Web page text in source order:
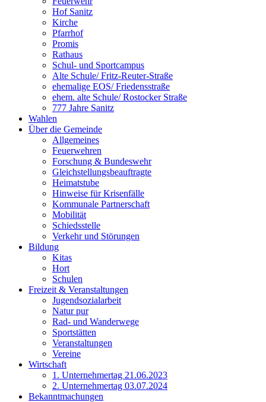
Hof Sanitz
Kirche
Pfarrhof
Promis
Rathaus
Schul- und Sportcampus
Alte Schule/ Fritz-Reuter-Straße
ehemalige EOS/ Friedensstraße
ehem. alte Schule/ Rostocker Straße
777 Jahre Sanitz
Wahlen
Über die Gemeinde
Allgemeines
Feuerwehren
Forschung & Bundeswehr
Gleichstellungsbeauftragte
Heimatstube
Hinweise für Krisenfälle
Kommunale Partnerschaft
Mobilität
Schiedsstelle
Verkehr und Störungen
Bildung
Kitas
Hort
Schulen
Freizeit & Veranstaltungen
Jugendsozialarbeit
Natur pur
Rad- und Wanderwege
Sportstätten
Veranstaltungen
Vereine
Wirtschaft
1. Unternehmertag 21.06.2023
2. Unternehmertag 03.07.2024
Bekanntmachungen